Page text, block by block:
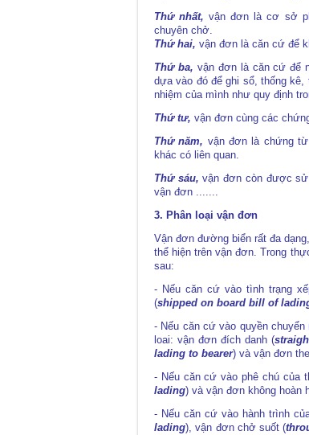
Thứ nhất, vận đơn là cơ sở
chuyên chở.
Thứ hai, vận đơn là căn cứ để
Thứ ba, vận đơn là căn cứ để
dựa vào đó để ghi sổ, thống
nhiệm của mình như quy định
Thứ tư, vận đơn cùng các
Thứ năm, vận đơn là chứng
khác có liên quan.
Thứ sáu, vận đơn còn được sử
vận đơn .......
3. Phân loại vận đơn
Vận đơn đường biển rất đa
thể hiện trên vận đơn. Trong
sau:
- Nếu căn cứ vào tình trạng
(shipped on board bill of
- Nếu căn cứ vào quyền
loai: vận đơn đích danh (
lading to bearer) và vận đơn
- Nếu căn cứ vào phê chú của
lading) và vận đơn không hoàn
- Nếu căn cứ vào hành trình
lading), vận đơn chở suốt (